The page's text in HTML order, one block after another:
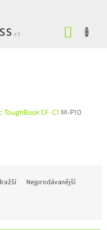
CF-C1 M-P10
Nejprodávanější